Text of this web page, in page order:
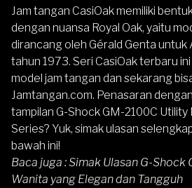
Jam tangan CasiOak memiliki
dengan nuansa Royal Oak, yaitu
dirancang oleh Gérald Genta
tahun 1973. Seri CasiOak terbaru
model jam tangan dan sekarang
Jamtangan.com. Penasaran
tampilan G-Shock GM-2100C
Series? Yuk, simak ulasan
bawah ini!
Baca juga :Simak Ulasan G-Shock
Wanita yang Elegan dan Tangguh